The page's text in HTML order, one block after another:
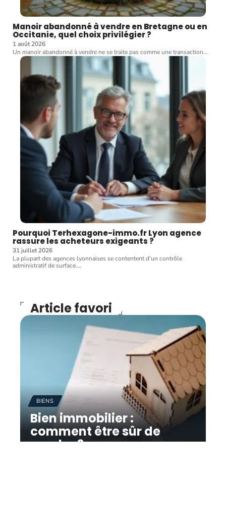
Manoir abandonné à vendre en Bretagne ou en
Occitanie, quel choix privilégier ?
1 août 2026
Un manoir abandonné à vendre ne se traite pas comme une transaction…
Pourquoi Terhexagone-immo.fr Lyon agence
rassure les acheteurs exigeants ?
31 juillet 2026
La plupart des agences lyonnaises se contentent d'un contrôle
administratif de surface.…
Article favori
BIENS
Bien immobilier :
comment être sûr de
vendre ?